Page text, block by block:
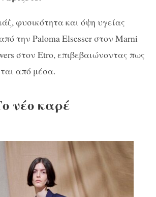
φυσικότητα και όψη υγείας
την Paloma Elsesser στον Marni
στον Etro, επιβεβαιώνοντας πως
από μέσα.
νέο καρέ